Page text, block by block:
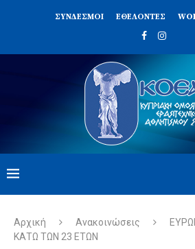
ΣΥΝΔΈΣΜΟΙ ΕΘΕΛΟΝΤΈΣ
Αρχική Ανακοινώσεις
ΚΑΤΩ ΤΩΝ 23 ΕΤΩΝ